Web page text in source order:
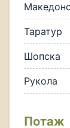
Таратур
Шопска
Рукола
Потаж